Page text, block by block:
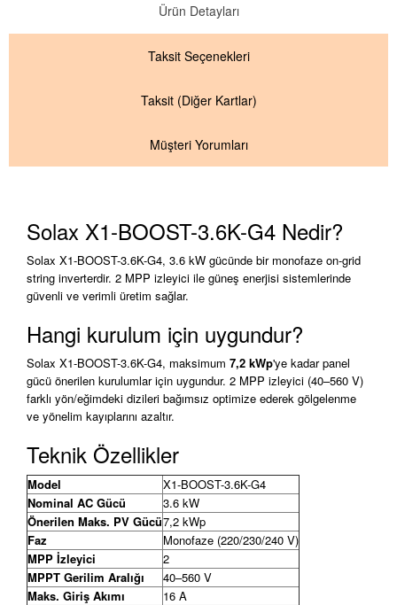
Ürün Detayları
Taksit Seçenekleri
Taksit (Diğer Kartlar)
Müşteri Yorumları
Solax X1-BOOST-3.6K-G4 Nedir?
Solax X1-BOOST-3.6K-G4, 3.6 kW gücünde bir monofaze on-grid
string inverterdir. 2 MPP izleyici ile güneş enerjisi sistemlerinde
güvenli ve verimli üretim sağlar.
Hangi kurulum için uygundur?
Solax X1-BOOST-3.6K-G4, maksimum 7,2 kWp'ye kadar panel
gücü önerilen kurulumlar için uygundur. 2 MPP izleyici (40–560 V)
farklı yön/eğimdeki dizileri bağımsız optimize ederek gölgelenme
ve yönelim kayıplarını azaltır.
Teknik Özellikler
Model
X1-BOOST-3.6K-G4
Nominal AC Gücü
3.6 kW
Önerilen Maks. PV Gücü7,2 kWp
Faz
Monofaze (220/230/240 V)
MPP İzleyici
2
MPPT Gerilim Aralığı
40–560 V
Maks. Giriş Akımı
16 A